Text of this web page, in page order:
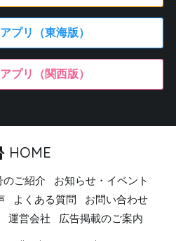
プリ（東海版）
プリ（関西版）
HOME
のご紹介
お知らせ・イベント
よくある質問
お問い合わせ
運営会社 広告掲載のご案内